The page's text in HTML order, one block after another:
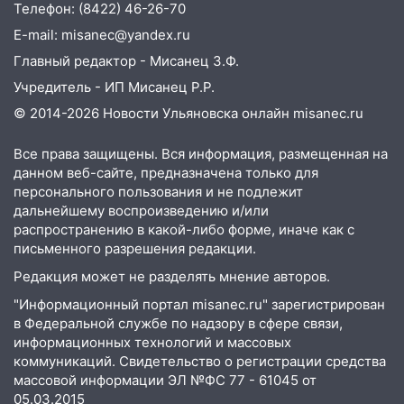
коррупционной схемы при ЦГКБ
отправили в колонию на 7 и 8 лет
09:52 Ночью беспилотники сбили над
соседними Татарстаном и Саратовской
областью
Бога в СИЗО
09:35 В Ульяновске директора фирмы
будут судить за неуплату налогов на 48
млн рублей
велосипедистку: пострадали двое
07:20 Жара возвращается: ожидается
знойный и сухой четверг
06:00 Под Ульяновском при развороте
пострадал 38-летний водитель
Телефон: (8422) 46-26-70
E-mail: misanec@yandex.ru
Главный редактор - Мисанец З.Ф.
Учредитель - ИП Мисанец Р.Р.
© 2014-2026 Новости Ульяновска онлайн misanec.ru
Все права защищены. Вся информация, размещенная на
данном веб-сайте, предназначена только для
персонального пользования и не подлежит
дальнейшему воспроизведению и/или
распространению в какой-либо форме, иначе как с
письменного разрешения редакции.
Редакция может не разделять мнение авторов.
"Информационный портал misanec.ru" зарегистрирован
в Федеральной службе по надзору в сфере связи,
информационных технологий и массовых
коммуникаций. Свидетельство о регистрации средства
массовой информации ЭЛ №ФС 77 - 61045 от
05.03.2015